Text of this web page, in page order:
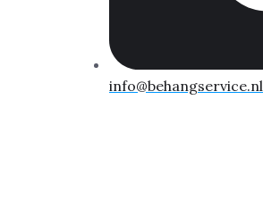
info@behangservice.nl